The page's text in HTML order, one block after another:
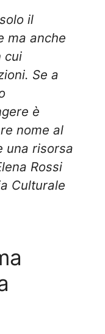
il
ma anche
cui
Se a
è
nome al
una risorsa
Rossi
Culturale